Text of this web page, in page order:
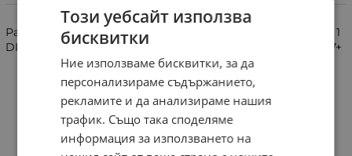
Рамка за монтаж на стандартно автомобилно радио 1
DIN и мултимедия 2 DIN на VW CRAFTER II,MAN TGE 2017+
Този уебсайт използва
бисквитки
Ние използваме бисквитки, за да
персонализираме съдържанието,
рекламите и да анализираме нашия
трафик. Също така споделяме
информация за използването на